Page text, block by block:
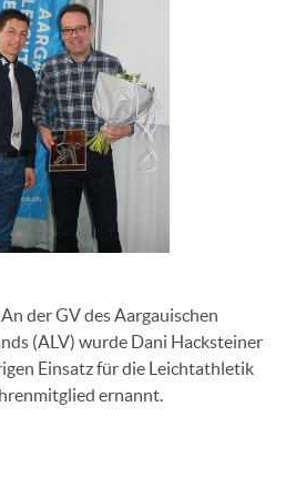
der GV des Aargauischen
(ALV) wurde Dani Hacksteiner
Einsatz für die Leichtathletik
ernannt.